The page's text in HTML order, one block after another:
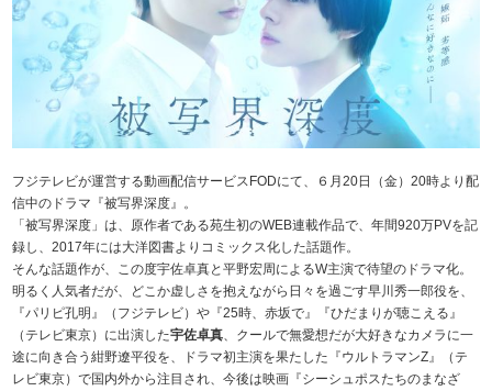
フジテレビが運営する動画配信サービスFODにて、６月20日（金）20時より配
信中のドラマ『被写界深度』。
「被写界深度」は、原作者である苑生初のWEB連載作品で、年間920万PVを記
録し、2017年には大洋図書よりコミックス化した話題作。
そんな話題作が、この度宇佐卓真と平野宏周によるW主演で待望のドラマ化。
明るく人気者だが、どこか虚しさを抱えながら日々を過ごす早川秀一郎役を、
『パリピ孔明』（フジテレビ）や『25時、赤坂で』『ひだまりが聴こえる』
（テレビ東京）に出演した宇佐卓真 、クールで無愛想だが大好きなカメラに一
途に向き合う紺野遼平役を、ドラマ初主演を果たした『ウルトラマンZ』（テ
レビ東京）で国内外から注目され、今後は映画『シーシュポスたちのまなざ